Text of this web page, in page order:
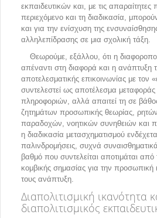
εκπαιδευτικών και, με τις
περιεχόμενο και τη διαδικασία,
και για την ενίσχυση της
αλληλεπίδρασης σε μια σχολική τάξη.
Θεωρούμε, εξάλλου, ότι η
απέναντι στη διαφορά και η ανάπτυξη
αποτελεσματικής επικοινωνίας με τον
συντελεστεί ως αποτέλεσμα
πληροφοριών, αλλά απαιτεί τη σε
ζητημάτων προσωπικής θεωρίας,
παραδοχών, νοητικών συνηθειών και
η διαδικασία μετασχηματισμού
παλινδρομήσεις, συχνά
βαθμό που συντελείται αποτιμάται από
κομβικής σημασίας για την προσωπική
τους ανάπτυξη.
Διαπολιτισμική ικανότητα
διαπολιτισμικός